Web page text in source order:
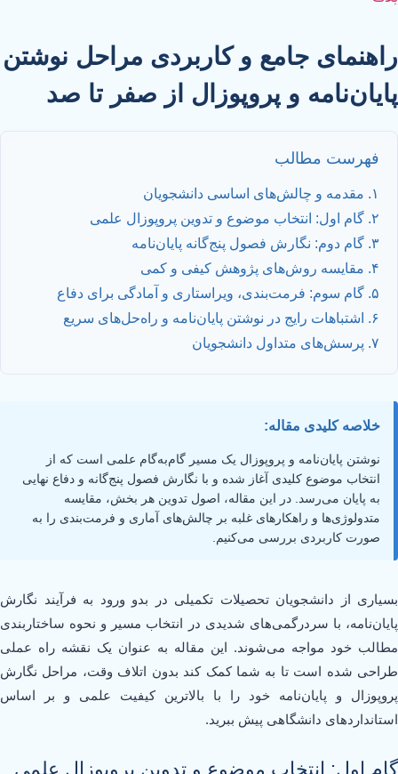
راهنمای جامع و کاربردی مراحل نوشتن
پایان‌نامه و پروپوزال از صفر تا صد
فهرست مطالب
۱. مقدمه و چالش‌های اساسی دانشجویان
۲. گام اول: انتخاب موضوع و تدوین پروپوزال علمی
۳. گام دوم: نگارش فصول پنج‌گانه پایان‌نامه
۴. مقایسه روش‌های پژوهش کیفی و کمی
۵. گام سوم: فرمت‌بندی، ویراستاری و آمادگی برای دفاع
۶. اشتباهات رایج در نوشتن پایان‌نامه و راه‌حل‌های سریع
۷. پرسش‌های متداول دانشجویان
خلاصه کلیدی مقاله:
نوشتن پایان‌نامه و پروپوزال یک مسیر گام‌به‌گام علمی است که از
انتخاب موضوع کلیدی آغاز شده و با نگارش فصول پنج‌گانه و دفاع نهایی
به پایان می‌رسد. در این مقاله، اصول تدوین هر بخش، مقایسه
متدولوژی‌ها و راهکارهای غلبه بر چالش‌های آماری و فرمت‌بندی را به
صورت کاربردی بررسی می‌کنیم.
بسیاری از دانشجویان تحصیلات تکمیلی در بدو ورود به فرآیند نگارش
پایان‌نامه، با سردرگمی‌های شدیدی در انتخاب مسیر و نحوه ساختاربندی
مطالب خود مواجه می‌شوند. این مقاله به عنوان یک نقشه راه عملی
طراحی شده است تا به شما کمک کند بدون اتلاف وقت، مراحل نگارش
پروپوزال و پایان‌نامه خود را با بالاترین کیفیت علمی و بر اساس
استانداردهای دانشگاهی پیش ببرید.
گام اول: انتخاب موضوع و تدوین پروپوزال علمی